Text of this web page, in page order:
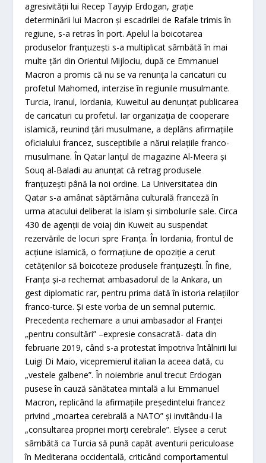
agresivităţii lui Recep Tayyip Erdogan, graţie
determinării lui Macron şi escadrilei de Rafale trimis în
regiune, s-a retras în port. Apelul la boicotarea
produselor franţuzeşti s-a multiplicat sâmbătă în mai
multe ţări din Orientul Mijlociu, după ce Emmanuel
Macron a promis că nu se va renunţa la caricaturi cu
profetul Mahomed, interzise în regiunile musulmante.
Turcia, Iranul, Iordania, Kuweitul au denunţat publicarea
de caricaturi cu profetul. Iar organizaţia de cooperare
islamică, reunind ţări musulmane, a deplâns afirmaţiile
oficialului francez, susceptibile a nărui relaţiile franco-
musulmane. În Qatar lanţul de magazine Al-Meera şi
Souq al-Baladi au anunţat că retrag produsele
franţuzeşti până la noi ordine. La Universitatea din
Qatar s-a amânat săptămâna culturală franceză în
urma atacului deliberat la islam şi simbolurile sale. Circa
430 de agenţii de voiaj din Kuweit au suspendat
rezervările de locuri spre Franţa. În Iordania, frontul de
acţiune islamică, o formaţiune de opoziţie a cerut
cetăţenilor să boicoteze produsele franţuzeşti. În fine,
Franţa şi-a rechemat ambasadorul de la Ankara, un
gest diplomatic rar, pentru prima dată în istoria relaţiilor
franco-turce. Şi este vorba de un semnal puternic.
Precedenta rechemare a unui ambasador al Franţei
„pentru consultări” –expresie consacrată- data din
februarie 2019, când s-a protestat împotriva întâlnirii lui
Luigi Di Maio, vicepremierul italian la aceea dată, cu
„vestele galbene”. În noiembrie anul trecut Erdogan
pusese în cauză sănătatea mintală a lui Emmanuel
Macron, replicând la afirmaţiile preşedintelui francez
privind „moartea cerebrală a NATO” şi invitându-l la
„consultarea propriei morţi cerebrale”. Elysee a cerut
sâmbătă ca Turcia să pună capăt aventurii periculoase
în Mediterana occidentală, criticând comportamentul